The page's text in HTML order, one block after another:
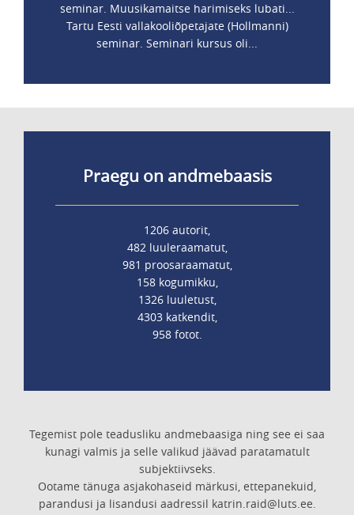
seminar. Muusikamaitse harimiseks lubati...
Tartu Eesti vallakooliõpetajate (Hollmanni)
seminar. Seminari kursus oli...
Praegu on andmebaasis
1206 autorit,
482 luuleraamatut,
981 proosaraamatut,
158 kogumikku,
1326 luuletust,
4303 katkendit,
958 fotot.
Tegemist pole teadusliku andmebaasiga ning see ei saa
kunagi valmis ja selle valikud jäävad paratamatult
subjektiivseks.
Ootame tänuga asjakohaseid märkusi, ettepanekuid,
parandusi ja lisandusi aadressil katrin.raid@luts.ee.